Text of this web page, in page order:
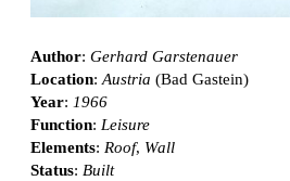
Author: Gerhard Garstenauer
Location: Austria (Bad Gastein)
Year: 1966
Function: Leisure
Elements: Roof, Wall
Status: Built